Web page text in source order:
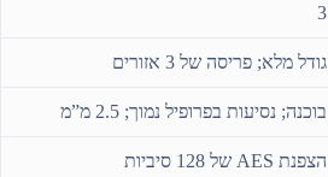
3
גודל מלא; פריסה של 3 אזורים
בוכנה; נסיעות בפרופיל נמוך; 2.5 מ”מ
הצפנת AES של 128 סיביות